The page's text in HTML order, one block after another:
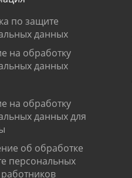
по защите
данных
на обработку
данных
на обработку
данных для
об обработке
персональных